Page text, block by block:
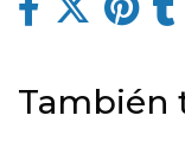
También